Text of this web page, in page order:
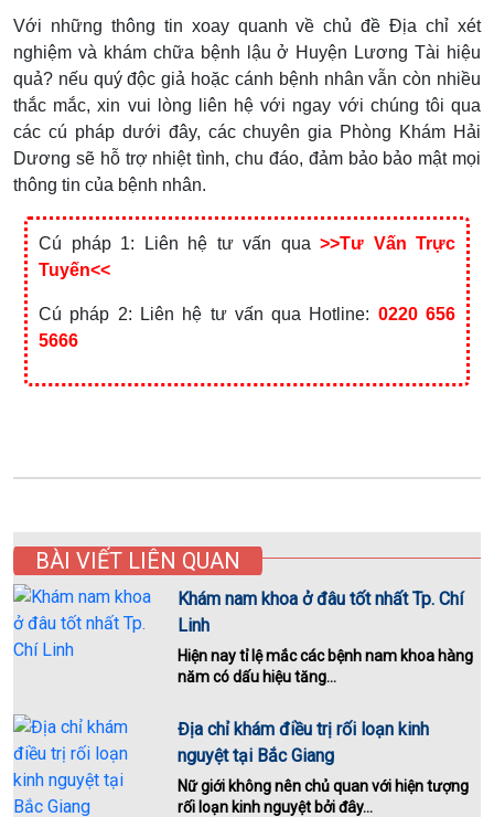
Với những thông tin xoay quanh về chủ đề Địa chỉ xét
nghiệm và khám chữa bệnh lậu ở Huyện Lương Tài hiệu
quả? nếu quý độc giả hoặc cánh bệnh nhân vẫn còn nhiều
thắc mắc, xin vui lòng liên hệ với ngay với chúng tôi qua
các cú pháp dưới đây, các chuyên gia Phòng Khám Hải
Dương sẽ hỗ trợ nhiệt tình, chu đáo, đảm bảo bảo mật mọi
thông tin của bệnh nhân.
Cú pháp 1: Liên hệ tư vấn qua >>Tư Vấn Trực
Tuyến<<
Cú pháp 2: Liên hệ tư vấn qua Hotline: 0220 656
5666
BÀI VIẾT LIÊN QUAN
Khám nam khoa ở đâu tốt nhất Tp. Chí
Linh
Hiện nay tỉ lệ mắc các bệnh nam khoa hàng
năm có dấu hiệu tăng...
Địa chỉ khám điều trị rối loạn kinh
nguyệt tại Bắc Giang
Nữ giới không nên chủ quan với hiện tượng
rối loạn kinh nguyệt bởi đây...